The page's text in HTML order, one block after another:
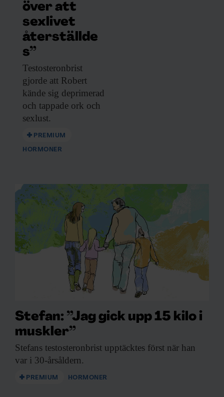
över att
sexlivet
återställde
s”
Testosteronbrist
gjorde att Robert
kände sig deprimerad
och tappade ork och
sexlust.
PREMIUM
HORMONER
Stefan: ”Jag gick upp 15 kilo i
muskler”
Stefans testosteronbrist upptäcktes först när han
var i 30-årsåldern.
PREMIUM HORMONER